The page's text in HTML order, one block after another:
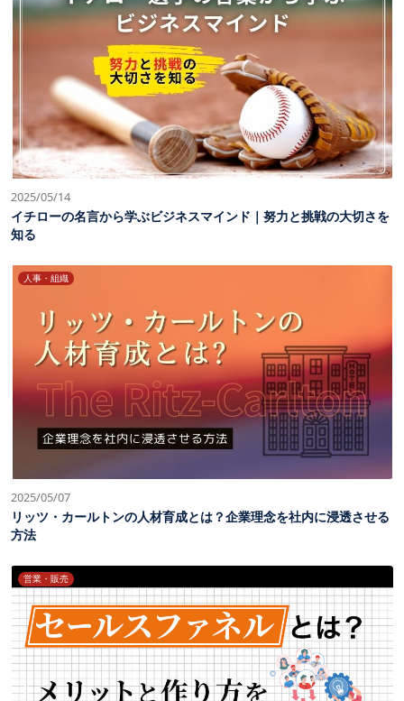
2025/05/14
イチローの名言から学ぶビジネスマインド｜努力と挑戦の大切さを
知る
人事・組織
2025/05/07
リッツ・カールトンの人材育成とは？企業理念を社内に浸透させる
方法
営業・販売